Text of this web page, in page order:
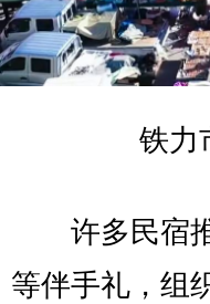
铁力
许多民宿推
等伴手礼，组